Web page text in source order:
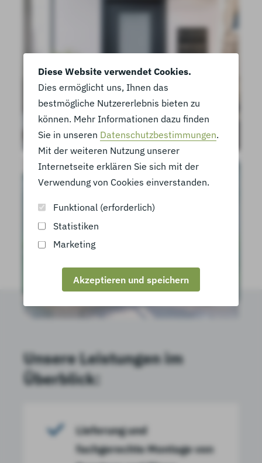
Unsere Leistungen im
Überblick:
Lieferung und
fachgerechte Montage von
Diese Website verwendet Cookies.
Dies ermöglicht uns, Ihnen das
bestmögliche Nutzererlebnis bieten zu
können. Mehr Informationen dazu finden
Sie in unseren Datenschutzbestimmungen.
Mit der weiteren Nutzung unserer
Internetseite erklären Sie sich mit der
Verwendung von Cookies einverstanden.
Funktional (erforderlich)
Statistiken
Marketing
Akzeptieren und speichern